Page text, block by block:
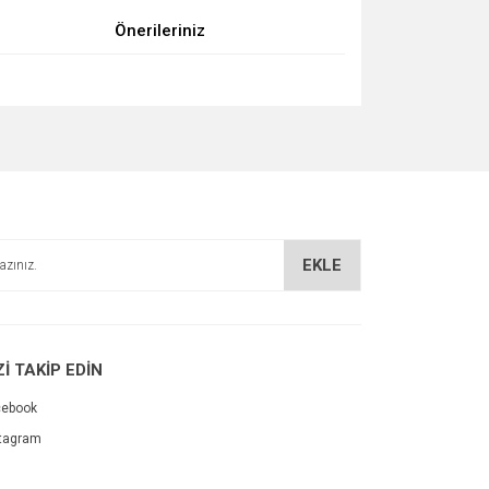
Önerileriniz
EKLE
TAKİP EDİN